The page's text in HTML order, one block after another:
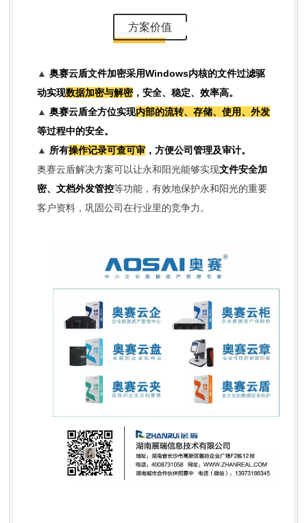
方案价值
▲ 奥赛云盾文件加密采用Windows内核的文件过滤驱
动实现数据加密与解密，安全、稳定、效率高。
▲ 奥赛云盾全方位实现内部的流转、存储、使用、外发
等过程中的安全。
▲ 所有操作记录可查可审，方便公司管理及审计。
奥赛云盾解决方案可以让永和阳光能够实现文件安全加
密、文档外发管控等功能，有效地保护永和阳光的重要
客户资料，巩固公司在行业里的竞争力。